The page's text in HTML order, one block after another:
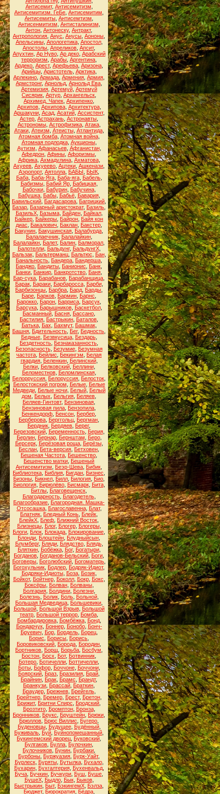
Антисемит, Антисемитизм
Антисемитизм. ГеБе Антисемитим
Антисемиты Антисемтизм
Антисенмитизм Антисталинизм
Антон Антонеску, Антракт,
Антропология Анус Анусы Аононы
Апельсины, Апологетика, Апостол,
Апостолы Апреликов Апсит,
Апухтин, Ар Нуво, Ар деко, Арабский
терроризм Арабы Аргентина
Ардеко Арест, Арефьева Аризона
Арийцы, Аристотель, Арктика,
Арлекино Армада Армения Армия
Армстронг, Арнольд Арнольд Ева
Артемизия, Артемуй, Артемуй
Сисярик Артур Архангельск
Архимед. Чапек Архипенко
Архипов, Архипова, Архитектура,
Аршакуни, Асад, Асатий, Ассистент,
Астер Астрахань Астронавты
Астрономы, Астрофизика, Атака,
Атаки, Атеизм Атеисты, Атлантида,
Атомная бомба, Атомная война,
Атомная подлодка, Аукционы,
Аутизм Афанасьев, Афганистан,
Афедрон Афины Афоризмы
Африка, Ахмадулина, Ахматова,
Ахуеев Ахуеево Ацтеки Ашкенази
Аэропорт, Аятолла БАБЫ БЫК
Баба, Баба-Яга, Баба-яга, Бабель,
Бабизмы, Бабий Яр, Бабицкая,
Бабочки, Бабурин, Бабучина,
Бабушка, Бабы, Бабьё, Бавария,
Бавильский Багдасарова Багрицкий
Базар Базарный аристократ, Базиль
БазильХ, Базыма, Байден, Байкал,
Байкер Байкеры Байрон Байя кон
диас
Бакалович Баклан Бакстер
Бакунин Бакушинская Балабурда
Балалаечник, Балалайкин,
Балалайкн Балет, Балин Балморал
Балотелли, Бальдунг, БальдунгХ,
Бальзак, Бальтерманц, Бальтюс Бан,
Банальность Бандера Бандерша
Банджо Бандиты Банионис Банк
Банки Банкир Банкротство Баня
Бар-сука Барабанов Барабанщица
Барак, Бараки, Барбаросса, Барби,
Барбизонцы Барбра Бард Барды
Баре Барков Бармин Барнс
Барокко Барон Барриса Барсук
Барсука, Барышников, Баскетбол,
Басманный Басня Бассано
Бастилия Бастрыкин Баталов
Батька, Бах Бахмут, Башмак,
Башня Бдительность Бег, Бедность
Бедные, Безвкусица, Бездарь,
Бездетность Безнаказанность
Безопасность, Безумие, Безумная
частота Бейлис Бекингэм
Белая
гвардия, Беленкин, Белинский,
Белки, Белковский, Беллини,
Беломестнов, Беломлинская,
Белорруссия Белоруссия Белосток
Белостокский погром
Белые, Белые
Медведи, Белые ночи, Белый, Белый
дом
Белых Бельгия Беляев
Беляев-Гинтовт, Бензиновая
Бензиновая пила Бензопила
Бенкендорф Бенсон Бербер
Берберова Берггольц Бергман
Бердник Бердяев Берег,
Березовский, Беременность, Берия,
Берлин, Бернар, Бернштам Беро,
Берсерк, Берёзовая роща, Берёзы,
Беслан Бета-версия Бетховен
Бешеная Частота Бешенство
Бешенство матки Бешеный
Антисемитизм
Беэр-Шева Бибик
Библиотека Библия Бигдан Бизнес
Бизоны Бикнел Билл Билогия Био
Биология, Бирюлёво, Бисмарк, Бита,
Битлы Благовещенск
Благодарность, Благодетель,
Благообразие Благородная. Машка-
Отсосашка, Благославенна, Блат,
Блатняк Бледный Конь Блейк
БлейкХ Блеф Ближний Восток
Близнецы, Блог, Блогер, Блогеры,
Блоги Блок Блокада Блокирование
Блонди Блоштейн Блудныйсын
Блумберг, Бляди, Блядство, Блядь,
Бляткин, Бобёжка, Бог, Богатыри,
Богданов Богданов-Бельский Боги
Боговеры Боголюбский Богоматерь
Богохульник Бодлер Бодряк-Идиот,
Бодряки-Идиоты, Боза, Бозик,
Бойкот, Бойтнер, Боколл, Бокр, Бокс
Боксёры, Болван, Болваны,
Болгария, Болдини, Болезни,
Болезнь, Болик, Боль, Больной,
Большая Медведица Большевики
Большой, Большой Взрыв, Большой
театр Большой террор Бомба
Бомбардировка, Бомбёжка, Бонд,
Бондарчук, Боннер, Бонобо, Бонч-
Бруевич
Бор, Бордель, Борец,
Борис
Борисы Борись
Боровиковский Борода Бородин
Бортников Борщ Борьба Босбум
Бостон Босх Бот, Ботвинник
Ботеро Ботичелли Боттичелли
Боты, Бофор, Боччоне, Боччони,
Боярский Браз Бразилия Брай
Брайнин Брак Брамс Брандт,
Бранкузи Брассай Браткин
Браудер, Брежнев, Брейгель,
Брейтнер, Бремер, Брест, Бретон,
Брижит, Бритни Спирс Бродский
Брозтито, Бромптон, Бронза,
Бронников Брукс Бруштейн Брюки
Брюллов Брюс Виллис Бугеро
Буденовцы, Будущее, Будённый,
Буживаль Буй Буйнопомешанный
Букингемский дворец Буковский
Булгаков Булла Булочкин
Булочников Бунин Бурбаки
Бурбоны Буржуазия Бурк-Уайт,
Бурлеск, Буряты, Бутылка, Бухало,
Бухарин, Бухгалтерия, Бухенвальд,
Буча Бучкин Бучкури Буш Буше
БушеХ, Быдло, Бык, Быков,
Быстрыкин Быт, БэкингемХ Бэлза
Бюджет, Бюрократия, Бёдра,